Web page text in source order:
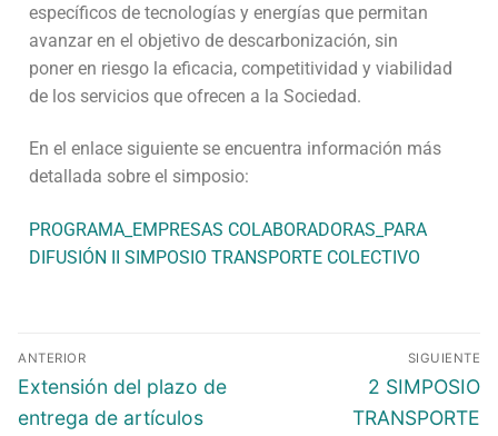
específicos de tecnologías y energías que permitan
avanzar en el objetivo de descarbonización, sin
poner en riesgo la eficacia, competitividad y viabilidad
de los servicios que ofrecen a la Sociedad.
En el enlace siguiente se encuentra información más
detallada sobre el simposio:
PROGRAMA_EMPRESAS COLABORADORAS_PARA
DIFUSIÓN II SIMPOSIO TRANSPORTE COLECTIVO
ANTERIOR
Extensión del plazo de
entrega de artículos
SIGUIENTE
2 SIMPOSIO
TRANSPORTE